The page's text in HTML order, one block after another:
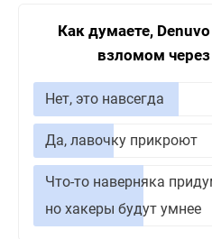
Как думаете,
взломом
Нет, это навсегда
Да, лавочку прикроют
Что-то наверняка
но хакеры будут умнее